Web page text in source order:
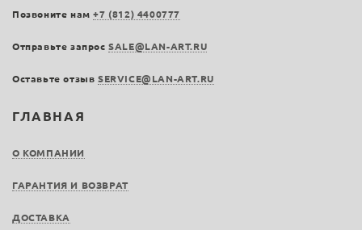
ГЛАВНАЯ
О КОМПАНИИ
ГАРАНТИЯ И ВОЗВРАТ
ДОСТАВКА
Позвоните нам+7 (812) 4400777
Отправьте запросSALE@LAN-ART.RU
Оставьте отзыв SERVICE@LAN-ART.RU